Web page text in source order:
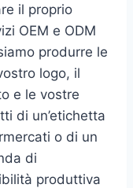
il proprio
OEM e ODM
produrre le
logo, il
e le vostre
di un’etichetta
o di un
di
produttiva